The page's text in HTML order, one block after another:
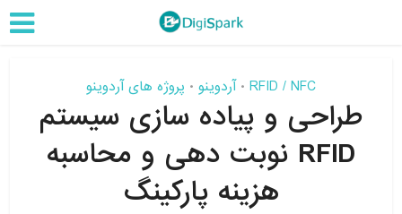
RFID / NFC
• آردوینو • پروژه های آردوینو
طراحی و پیاده سازی سیستم
RFID نوبت دهی و محاسبه
هزینه پارکینگ